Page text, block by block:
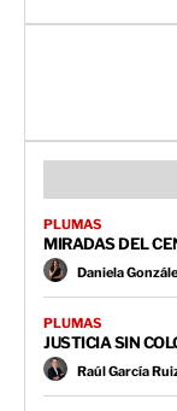
PLUMAS
MIRADAS DEL
Daniela
PLUMAS
JUSTICIA SIN
Raúl García